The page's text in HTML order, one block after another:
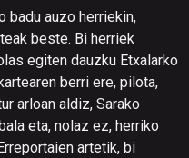
badu auzo herriekin,
beste. Bi herriek
egiten dauzku Etxalarko
berri ere, pilota,
arloan aldiz, Sarako
eta, nolaz ez, herriko
artetik, bi